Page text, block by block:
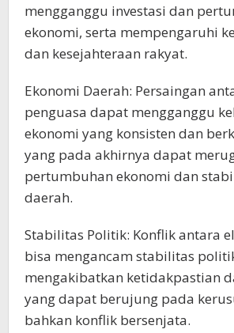
mengganggu investasi dan
ekonomi, serta mempengaruhi
dan kesejahteraan rakyat.
Ekonomi Daerah: Persaingan
penguasa dapat mengganggu
ekonomi yang konsisten dan
yang pada akhirnya dapat
pertumbuhan ekonomi dan
daerah.
Stabilitas Politik: Konflik antara
bisa mengancam stabilitas
mengakibatkan ketidakpastian
yang dapat berujung pada
bahkan konflik bersenjata.